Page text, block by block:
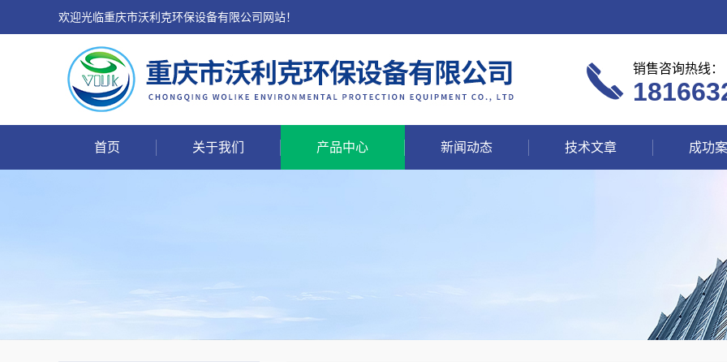
欢迎光临重庆市沃利克环保设备有限公司网站！
销售咨询热线：
首页 关于我们 产品中心 新闻动态 技术文章 成功